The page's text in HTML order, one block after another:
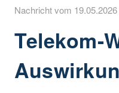
Nachricht vom
Telekom-